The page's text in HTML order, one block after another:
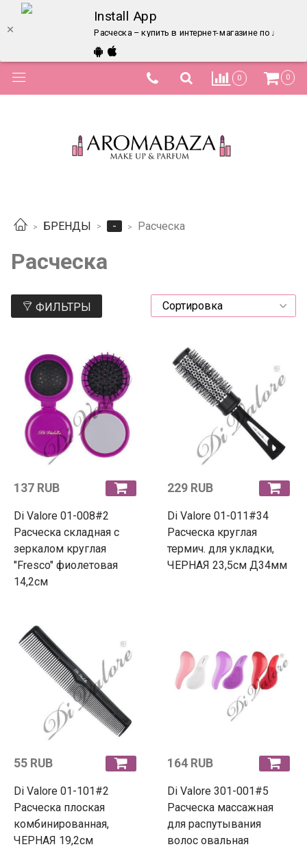
Install App
Расческа – купить в интернет-магазине по лучшей
0 0
БРЕНДЫ - Расческа
Расческа
ФИЛЬТРЫ
137 RUB
Di Valore 01-008#2
Расческа складная с
зеркалом круглая
"Fresco" фиолетовая
14,2см
229 RUB
Di Valore 01-011#34
Расческа круглая
термич. для укладки,
ЧЕРНАЯ 23,5см Д34мм
55 RUB
Di Valore 01-101#2
Расческа плоская
комбинированная,
ЧЕРНАЯ 19,2см
164 RUB
Di Valore 301-001#5
Расческа массажная
для распутывания
волос овальная